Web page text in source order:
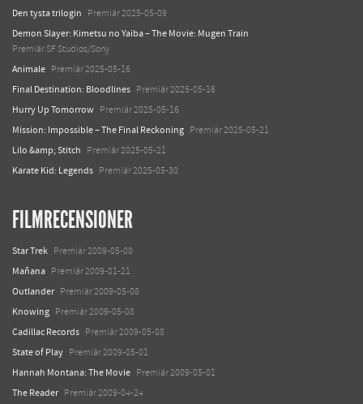
Den tysta trilogin Premiär 2025-05-09
Demon Slayer: Kimetsu no Yaiba – The Movie: Mugen Train
Premiär SF Studios/Sony
Animale Premiär 2025-05-16
Final Destination: Bloodlines Premiär 2025-05-16
Hurry Up Tomorrow Premiär 2025-05-16
Mission: Impossible – The Final Reckoning Premiär 2025-05-21
Lilo &amp; Stitch Premiär 2025-05-21
Karate Kid: Legends Premiär 2025-05-30
FILMRECENSIONER
Star Trek Premiär 2009-05-08
Mañana Premiär 2009-01-21
Outlander Premiär 2009-05-08
Knowing Premiär 2009-05-08
Cadillac Records Premiär 2009-05-08
State of Play Premiär 2009-05-01
Hannah Montana: The Movie Premiär 2009-05-01
The Reader Premiär 2009-04-24